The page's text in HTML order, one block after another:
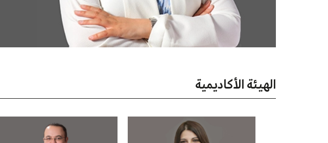
الهيئة الأكاديمية